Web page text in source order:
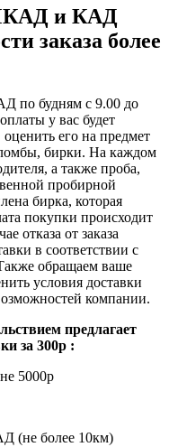
и КАД
заказа более
по будням с 9.00 до
у вас будет
его на предмет
бирки. На каждом
а также проба,
пробирной
бирка, которая
покупки происходит
отказа от заказа
в соответствии с
обращаем ваше
условия доставки
компании.
предлагает
за 300р :
5000р
(не более 10км)